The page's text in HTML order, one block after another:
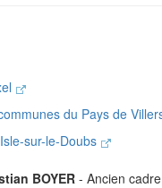
du Pays de
sur-le-Doubs
BOYER- Ancien cadre